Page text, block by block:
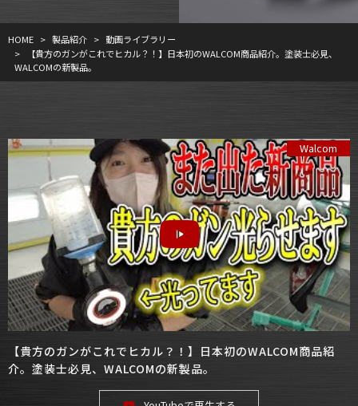
HOME 製品紹介
動画ライブラリー
【貴方のガンがこれでヒカル？！】日本初のWALCOM商品紹介。塗装士必見、
WALCOMの新製品。
Walcom
【貴方のガンがこれでヒカル？！】日本初のWALCOM商品紹
介。塗装士必見、WALCOMの新製品。